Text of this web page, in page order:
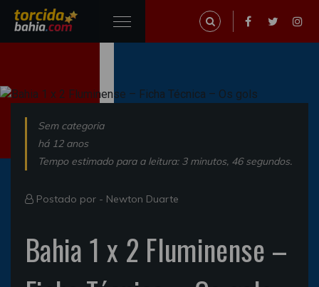
Sem categoria
há 12 anos
Tempo estimado para a leitura: 3 minutos, 46 segundos.
Postado por - Newton Duarte
Bahia 1 x 2 Fluminense –